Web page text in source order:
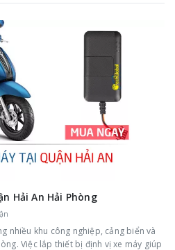
Hải An Hải Phòng
nhiều khu công nghiệp, cảng biển và
Việc lắp thiết bị định vị xe máy giúp